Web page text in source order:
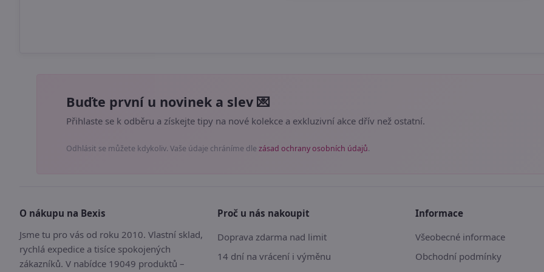
Buďte první u novinek a slev 💌
Přihlaste se k odběru a získejte tipy na nové kolekce a exkluzivní akce dřív než ostatní.
Odhlásit se můžete kdykoliv. Vaše údaje chráníme dle zásad ochrany osobních údajů.
O nákupu na Bexis
Jsme tu pro vás od roku 2010. Vlastní sklad,
rychlá expedice a tisíce spokojených
zákazníků. V nabídce 19049 produktů –
Proč u nás nakoupit
Doprava zdarma nad limit
14 dní na vrácení i výměnu
Informace
Všeobecné informace
Obchodní podmínky